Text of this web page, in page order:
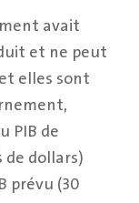
avait
et ne peut
elles sont
PIB de
dollars)
prévu (30